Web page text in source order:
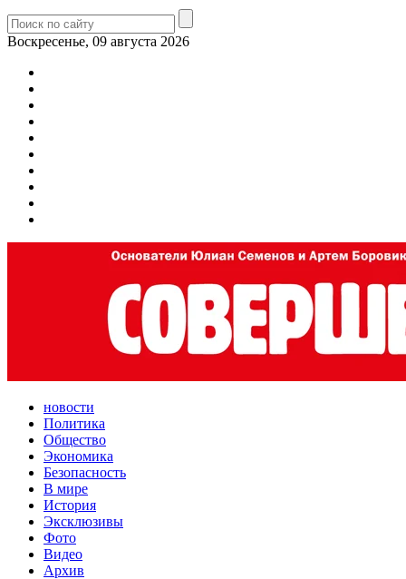
Воскресенье, 09 августа 2026
новости
Политика
Общество
Экономика
Безопасность
В мире
История
Эксклюзивы
Фото
Видео
Архив